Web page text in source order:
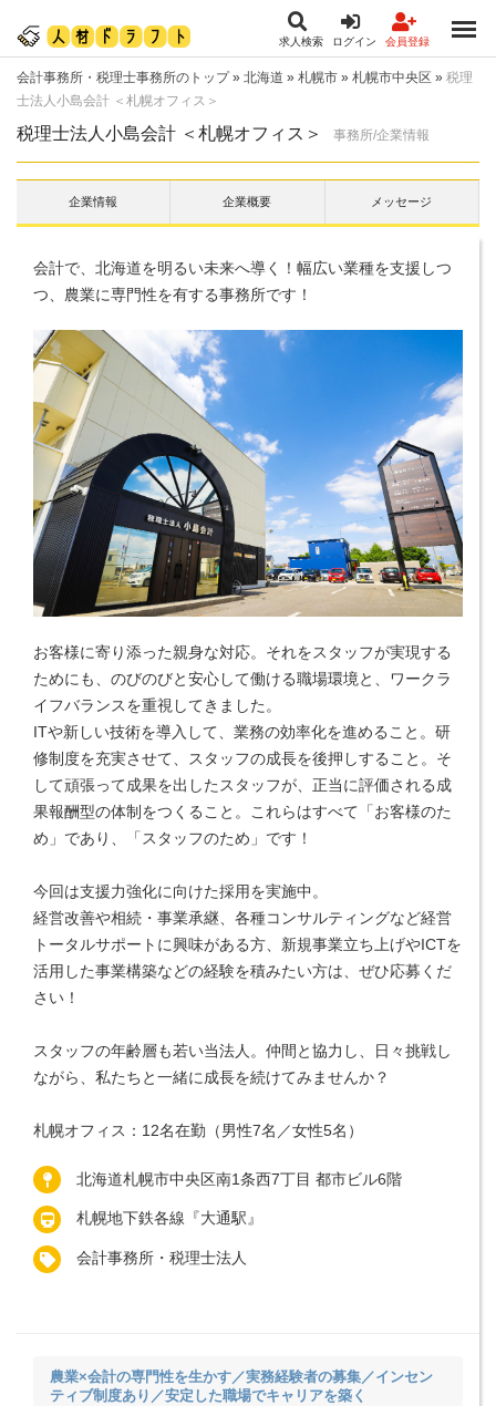
求人検索 ログイン 会員登録
会計事務所・税理士事務所のトップ» 北海道 » 札幌市 » 札幌市中央区 » 税理
士法人小島会計 ＜札幌オフィス＞
税理士法人小島会計 ＜札幌オフィス＞ 事務所/企業情報
企業情報 企業概要 メッセージ
会計で、北海道を明るい未来へ導く！幅広い業種を支援しつ
つ、農業に専門性を有する事務所です！
お客様に寄り添った親身な対応。それをスタッフが実現する
ためにも、のびのびと安心して働ける職場環境と、ワークラ
イフバランスを重視してきました。
ITや新しい技術を導入して、業務の効率化を進めること。研
修制度を充実させて、スタッフの成長を後押しすること。そ
して頑張って成果を出したスタッフが、正当に評価される成
果報酬型の体制をつくること。これらはすべて「お客様のた
め」であり、「スタッフのため」です！
今回は支援力強化に向けた採用を実施中。
経営改善や相続・事業承継、各種コンサルティングなど経営
トータルサポートに興味がある方、新規事業立ち上げやICTを
活用した事業構築などの経験を積みたい方は、ぜひ応募くだ
さい！
スタッフの年齢層も若い当法人。仲間と協力し、日々挑戦し
ながら、私たちと一緒に成長を続けてみませんか？
札幌オフィス：12名在勤（男性7名／女性5名）
北海道札幌市中央区南1条西7丁目 都市ビル6階
札幌地下鉄各線『大通駅』
会計事務所・税理士法人
農業×会計の専門性を生かす／実務経験者の募集／インセン
ティブ制度あり／安定した職場でキャリアを築く